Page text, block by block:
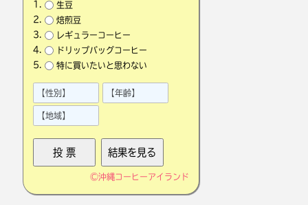
生豆
焙煎豆
レギュラーコーヒー
ドリップバッグコーヒー
特に買いたいと思わない
©沖縄コーヒーアイランド